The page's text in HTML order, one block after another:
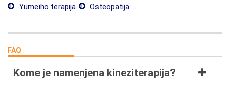
Yumeiho terapija
Osteopatija
FAQ
Kome je namenjena kineziterapija?